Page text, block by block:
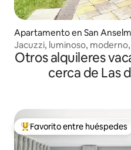
Apartamento en San
Jacuzzi, luminoso,
ciudad.
Otros alquileres
cerca de Las
Favorito entre huéspedes
Favorito entre huéspedes